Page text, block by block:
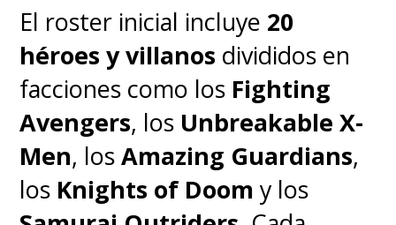
arruinar la sorpresa, pero
podemos decir que se
desarrolla en el mismo
mundo y eso es importante",
aseguró.
En nuestra reseña de
El roster inicial incluye 20
héroes y villanos divididos en
facciones como los Fighting
Avengers, los Unbreakable X-
Men, losAmazing Guardians,
los Knights of Doom y los